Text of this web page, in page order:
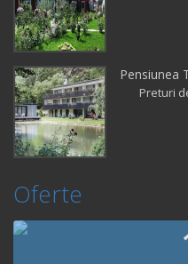
Pensiunea
Preturi
Oferte